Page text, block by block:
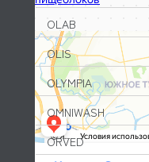
OLAB
OLIS
OLYMPIA
OMNIWASH
ORVED